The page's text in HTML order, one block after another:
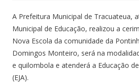
A Prefeitura Municipal de Tracuateua,
Municipal de Educação, realizou a
Nova Escola da comunidade da
Domingos Monteiro, será na
e quilombola e atenderá a Educação
(EJA).